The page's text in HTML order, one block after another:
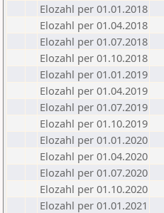
Elozahl per 01.01.2018
Elozahl per 01.04.2018
Elozahl per 01.07.2018
Elozahl per 01.10.2018
Elozahl per 01.01.2019
Elozahl per 01.04.2019
Elozahl per 01.07.2019
Elozahl per 01.10.2019
Elozahl per 01.01.2020
Elozahl per 01.04.2020
Elozahl per 01.07.2020
Elozahl per 01.10.2020
Elozahl per 01.01.2021